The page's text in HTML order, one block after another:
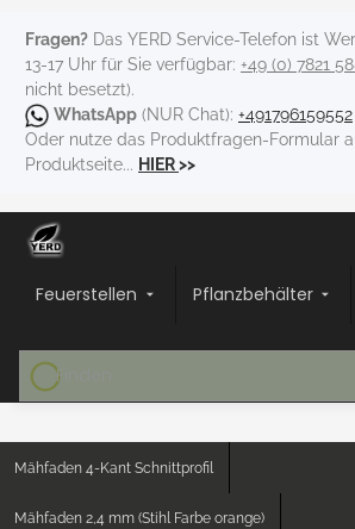
Fragen? Das YERD Service-Telefon ist
13-17 Uhr für Sie verfügbar: +49 (0) 7821
nicht besetzt).
WhatsApp (NUR Chat): +491796159552
Oder nutze das Produktfragen-Formular
Produktseite... HIER>>
Feuerstellen Pflanzbehälter
Mähfaden 4-Kant Schnittprofil
Mähfaden 2,4 mm (Stihl Farbe orange)